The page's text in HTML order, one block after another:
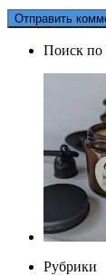
Поиск по
Рубрики